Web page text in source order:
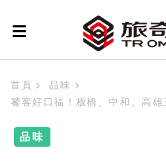
首頁
品味
饕客好口福！板橋、中和、高
品味